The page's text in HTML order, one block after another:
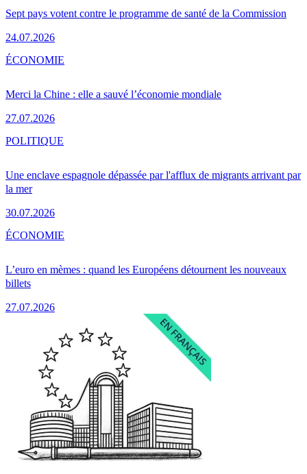
Sept pays votent contre le programme de santé de la Commission
24.07.2026
Merci la Chine : elle a sauvé l’économie mondiale
27.07.2026
ÉCONOMIE
Une enclave espagnole dépassée par l'afflux de migrants arrivant par
la mer
30.07.2026
POLITIQUE
L’euro en mèmes : quand les Européens détournent les nouveaux
billets
27.07.2026
ÉCONOMIE